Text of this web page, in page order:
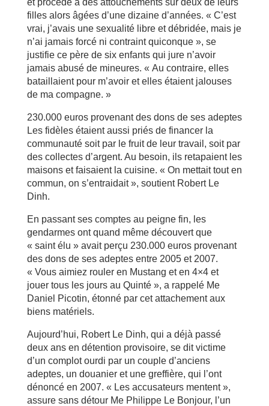
et procédé à des attouchements sur deux de leurs
filles alors âgées d’une dizaine d’années. « C’est
vrai, j’avais une sexualité libre et débridée, mais je
n’ai jamais forcé ni contraint quiconque », se
justifie ce père de six enfants qui jure n’avoir
jamais abusé de mineures. « Au contraire, elles
bataillaient pour m’avoir et elles étaient jalouses
de ma compagne. »
230.000 euros provenant des dons de ses adeptes
Les fidèles étaient aussi priés de financer la
communauté soit par le fruit de leur travail, soit par
des collectes d’argent. Au besoin, ils retapaient les
maisons et faisaient la cuisine. « On mettait tout en
commun, on s’entraidait », soutient Robert Le
Dinh.
En passant ses comptes au peigne fin, les
gendarmes ont quand même découvert que
« saint élu » avait perçu 230.000 euros provenant
des dons de ses adeptes entre 2005 et 2007.
« Vous aimiez rouler en Mustang et en 4×4 et
jouer tous les jours au Quinté », a rappelé Me
Daniel Picotin, étonné par cet attachement aux
biens matériels.
Aujourd’hui, Robert Le Dinh, qui a déjà passé
deux ans en détention provisoire, se dit victime
d’un complot ourdi par un couple d’anciens
adeptes, un douanier et une greffière, qui l’ont
dénoncé en 2007. « Les accusateurs mentent »,
assure sans détour Me Philippe Le Bonjour, l’un